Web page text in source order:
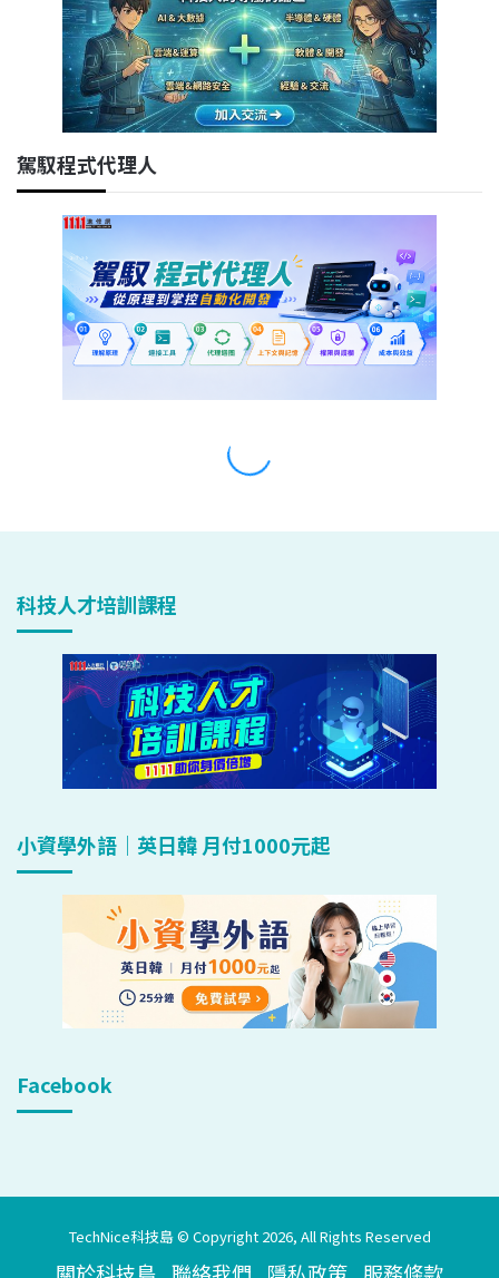
科技人才培訓課程
小資學外語｜英日韓 月付1000元起
Facebook
TechNice科技島 © Copyright 2026, All Rights Reserved